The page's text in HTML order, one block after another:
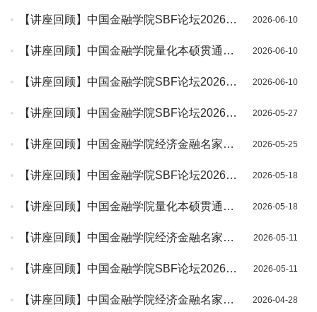
期成功举办
【讲座回顾】中国金融学院SBF论坛2026年
2026-06-10
【讲座回顾】中国金融学院量化本硕贯通项
2026-06-10
【讲座回顾】中国金融学院SBF论坛2026年
24期
2026-06-10
【讲座回顾】中国金融学院SBF论坛2026年
2026-05-27
【讲座回顾】中国金融学院经济金融名家讲
2026-05-25
【讲座回顾】中国金融学院SBF论坛2026年
术讲座第2场成功举办
2026-05-18
【讲座回顾】中国金融学院量化本硕贯通项
证券专场2026年第3期成功举办
2026-05-18
【讲座回顾】中国金融学院经济金融名家讲
2026-05-11
【讲座回顾】中国金融学院SBF论坛2026年
期成功举办
2026-05-11
【讲座回顾】中国金融学院经济金融名家讲
2026-04-28